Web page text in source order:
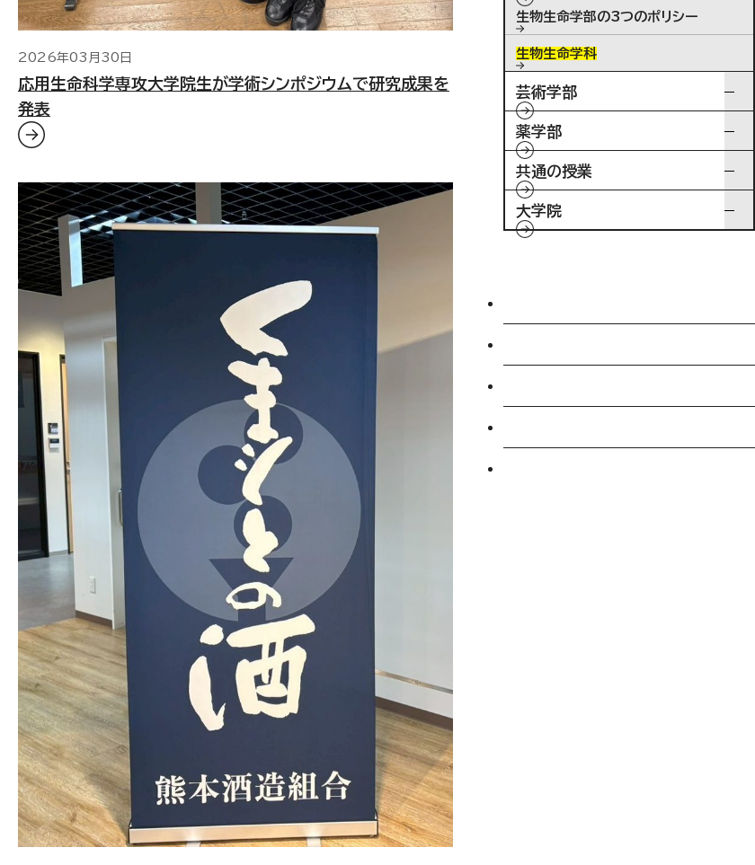
2026年03月30日
応用生命科学専攻大学院生が学術シンポジウムで研究成果を
発表
生物生命学部の3つのポリシー
生物生命学科
芸術学部
薬学部
共通の授業
大学院